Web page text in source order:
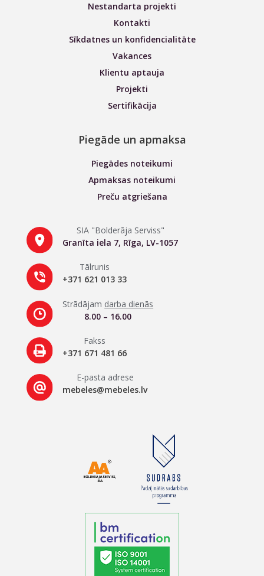
Nestandarta projekti
Kontakti
Sīkdatnes un konfidencialitāte
Vakances
Klientu aptauja
Projekti
Sertifikācija
Piegāde un apmaksa
Piegādes noteikumi
Apmaksas noteikumi
Preču atgriešana
SIA "Bolderāja Serviss"
Granīta iela 7, Rīga, LV-1057
Tālrunis
+371 621 013 33
Strādājam darba dienās
8.00 – 16.00
Fakss
+371 671 481 66
E-pasta adrese
mebeles@mebeles.lv